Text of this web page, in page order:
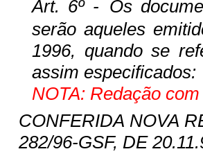
Art. 6º - Os
serão aqueles
1996, quando se
assim especificados:
NOTA: Redação
CONFERIDA NOVA
282/96-GSF, DE